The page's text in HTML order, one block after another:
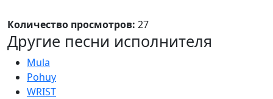
Количество просмотров: 27
Другие песни исполнителя
Mula
Pohuy
WRIST